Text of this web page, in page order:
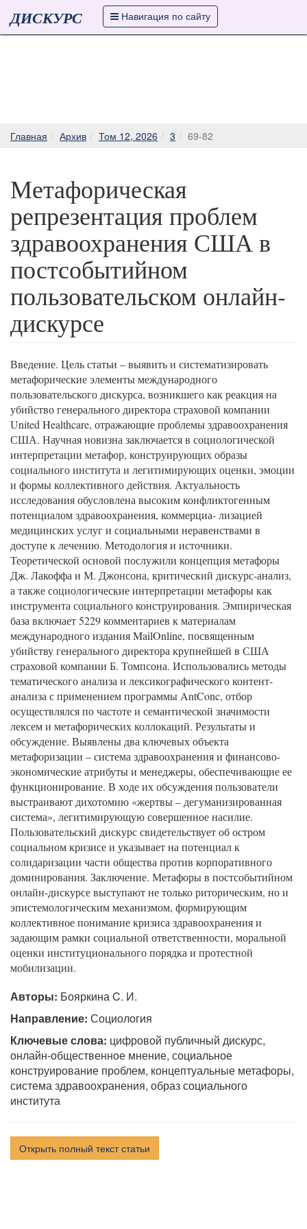
ДИСКУРС Навигация по сайту
Главная Архив Том 12, 2026 3 69-82
Метафорическая
репрезентация проблем
здравоохранения США в
постсобытийном
пользовательском онлайн-
дискурсе
Введение. Цель статьи – выявить и систематизировать
метафорические элементы международного
пользовательского дискурса, возникшего как реакция на
убийство генерального директора страховой компании
United Healthcare, отражающие проблемы здравоохранения
США. Научная новизна заключается в социологической
интерпретации метафор, конструирующих образы
социального института и легитимирующих оценки, эмоции
и формы коллективного действия. Актуальность
исследования обусловлена высоким конфликтогенным
потенциалом здравоохранения, коммерциа- лизацией
медицинских услуг и социальными неравенствами в
доступе к лечению. Методология и источники.
Теоретической основой послужили концепция метафоры
Дж. Лакоффа и М. Джонсона, критический дискурс-анализ,
а также социологические интерпретации метафоры как
инструмента социального конструирования. Эмпирическая
база включает 5229 комментариев к материалам
международного издания MailOnline, посвященным
убийству генерального директора крупнейшей в США
страховой компании Б. Томпсона. Использовались методы
тематического анализа и лексикографического контент-
анализа с применением программы AntConc, отбор
осуществлялся по частоте и семантической значимости
лексем и метафорических коллокаций. Результаты и
обсуждение. Выявлены два ключевых объекта
метафоризации – система здравоохранения и финансово-
экономические атрибуты и менеджеры, обеспечивающие ее
функционирование. В ходе их обсуждения пользователи
выстраивают дихотомию «жертвы – дегуманизированная
система», легитимирующую совершенное насилие.
Пользовательский дискурс свидетельствует об остром
социальном кризисе и указывает на потенциал к
солидаризации части общества против корпоративного
доминирования. Заключение. Метафоры в постсобытийном
онлайн-дискурсе выступают не только риторическим, но и
эпистемологическим механизмом, формирующим
коллективное понимание кризиса здравоохранения и
задающим рамки социальной ответственности, моральной
оценки институционального порядка и протестной
мобилизации.
Авторы: Бояркина C. И.
Направление: Социология
Ключевые слова: цифровой публичный дискурс,
онлайн-общественное мнение, социальное
конструирование проблем, концептуальные метафоры,
система здравоохранения, образ социального
института
Открыть полный текст статьи